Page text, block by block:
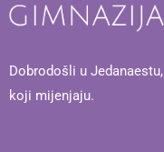
Dobrodošli u
koji mijenjaju.